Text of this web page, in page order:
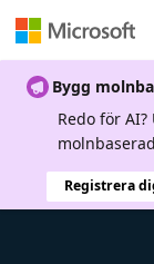
Bygg
Redo för
Registrera